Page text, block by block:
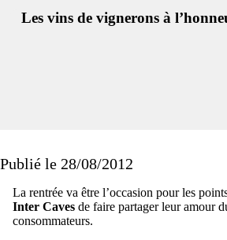
Les vins de vignerons à
Publié le 28/08/2012
La rentrée va être l’occasion pour les
Inter Caves de faire partager leur amour
consommateurs.